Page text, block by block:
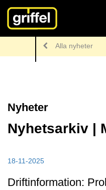
Nyheter
Alla nyheter
Nyhetsarkiv |
18-11-2025
Driftinformation: